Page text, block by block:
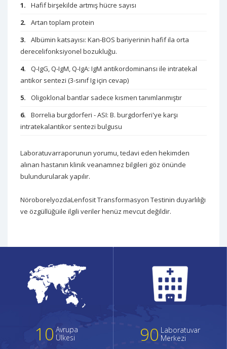
Hafif birşekilde artmış hücre sayısı
Artan toplam protein
Albümin katsayısı: Kan-BOS bariyerinin hafif ila orta
derecelifonksiyonel bozukluğu.
Q-IgG, Q-IgM, Q-IgA: IgM antikordominansı ile intratekal
antikor sentezi (3-sınıf Ig için cevap)
Oligoklonal bantlar sadece kısmen tanımlanmıştır
Borrelia burgdorferi - ASI: B. burgdorferi'ye karşı
intratekalantikor sentezi bulgusu
Laboratuvarraporunun yorumu, tedavi eden hekimden
alınan hastanın klinik veanamnez bilgileri göz önünde
bulundurularak yapılır.
NöroborelyozdaLenfosit Transformasyon Testinin duyarlılığı
ve özgüllüğüile ilgili veriler henüz mevcut değildir.
10 Avrupa
Ülkesi
90 Laboratuvar
Merkezi